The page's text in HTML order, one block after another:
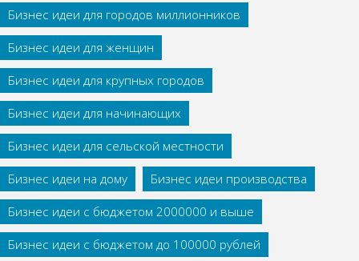
Бизнес идеи для городов миллионников
Бизнес идеи для женщин
Бизнес идеи для крупных городов
Бизнес идеи для начинающих
Бизнес идеи для сельской местности
Бизнес идеи на дому
Бизнес идеи производства
Бизнес идеи с бюджетом 2000000 и выше
Бизнес идеи с бюджетом до 100000 рублей